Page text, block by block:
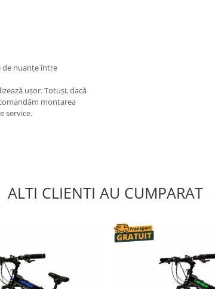
de nuanțe între
ușor. Totuși, dacă
montarea
service.
ALTI CLIENTI AU CUMPARAT